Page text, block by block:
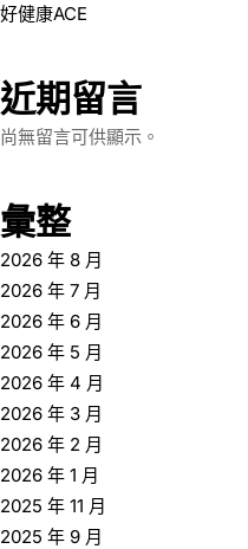
好健康ACE
近期留言
尚無留言可供顯示。
彙整
2026 年 8 月
2026 年 7 月
2026 年 6 月
2026 年 5 月
2026 年 4 月
2026 年 3 月
2026 年 2 月
2026 年 1 月
2025 年 11 月
2025 年 9 月